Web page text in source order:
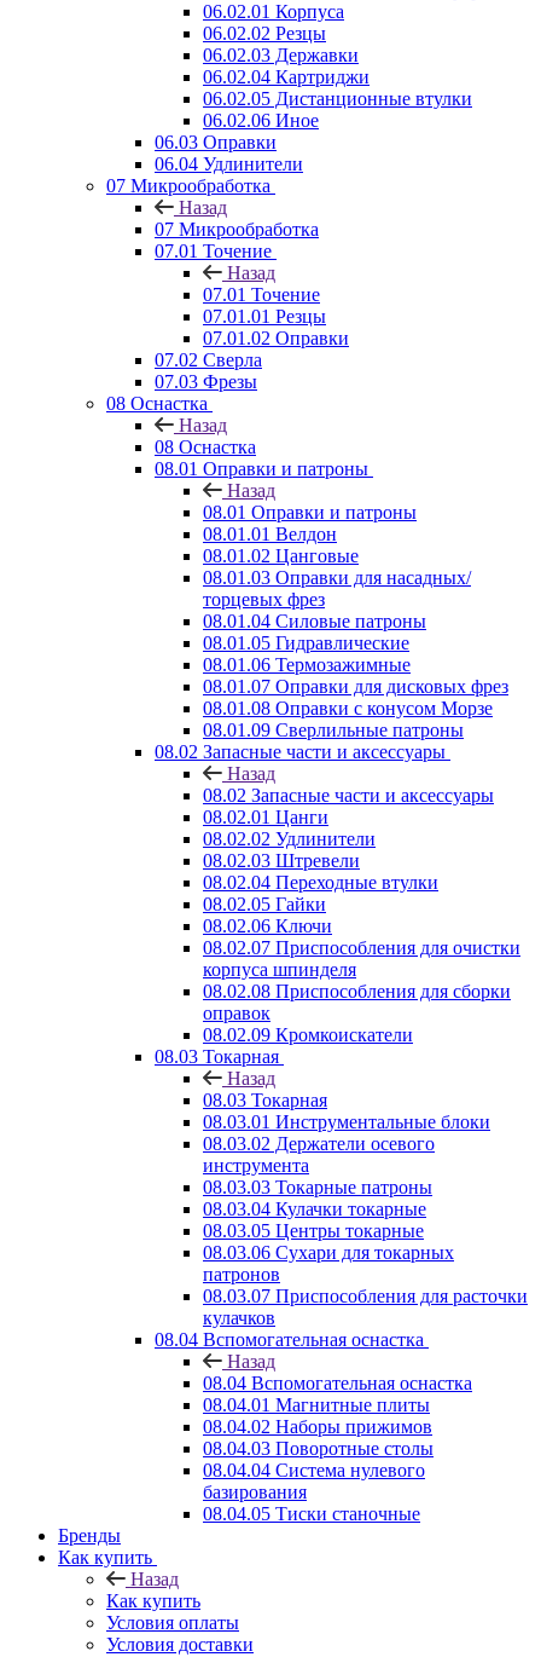
06.02.01 Корпуса
06.02.02 Резцы
06.02.03 Державки
06.02.04 Картриджи
06.02.05 Дистанционные втулки
06.02.06 Иное
06.03 Оправки
06.04 Удлинители
07 Микрообработка
Назад
07 Микрообработка
07.01 Точение
Назад
07.01 Точение
07.01.01 Резцы
07.01.02 Оправки
07.02 Сверла
07.03 Фрезы
08 Оснастка
Назад
08 Оснастка
08.01 Оправки и патроны
Назад
08.01 Оправки и патроны
08.01.01 Велдон
08.01.02 Цанговые
08.01.03 Оправки для насадных/
торцевых фрез
08.01.04 Силовые патроны
08.01.05 Гидравлические
08.01.06 Термозажимные
08.01.07 Оправки для дисковых фрез
08.01.08 Оправки с конусом Морзе
08.01.09 Сверлильные патроны
08.02 Запасные части и аксессуары
Назад
08.02 Запасные части и аксессуары
08.02.01 Цанги
08.02.02 Удлинители
08.02.03 Штревели
08.02.04 Переходные втулки
08.02.05 Гайки
08.02.06 Ключи
08.02.07 Приспособления для очистки
корпуса шпинделя
08.02.08 Приспособления для сборки
оправок
08.02.09 Кромкоискатели
08.03 Токарная
Назад
08.03 Токарная
08.03.01 Инструментальные блоки
08.03.02 Держатели осевого
инструмента
08.03.03 Токарные патроны
08.03.04 Кулачки токарные
08.03.05 Центры токарные
08.03.06 Сухари для токарных
патронов
08.03.07 Приспособления для расточки
кулачков
08.04 Вспомогательная оснастка
Назад
08.04 Вспомогательная оснастка
08.04.01 Магнитные плиты
08.04.02 Наборы прижимов
08.04.03 Поворотные столы
08.04.04 Система нулевого
базирования
08.04.05 Тиски станочные
Бренды
Как купить
Назад
Как купить
Условия оплаты
Условия доставки